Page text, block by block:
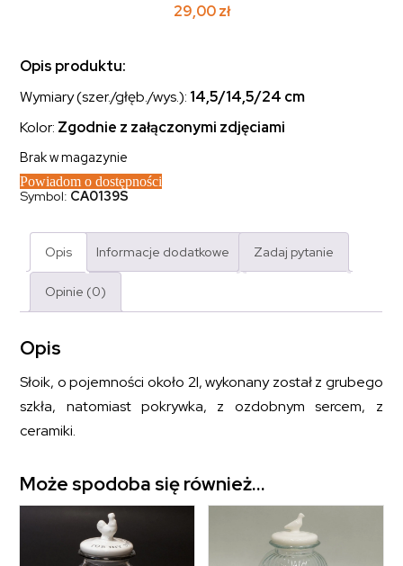
29,00zł
Opis produktu:
Wymiary (szer./głęb./wys.): 14,5/14,5/24 cm
Kolor: Zgodnie z załączonymi zdjęciami
Brak w magazynie
Powiadom o dostępności
Symbol: CA0139S
Opis Informacje dodatkowe Zadaj pytanie
Opinie (0)
Opis
Słoik, o pojemności około 2l, wykonany został z grubego
szkła, natomiast pokrywka, z ozdobnym sercem, z
ceramiki.
Może spodoba się również…